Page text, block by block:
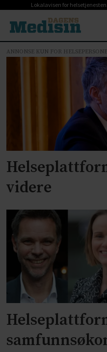
Lokalavisen for
ANNONSE KUN FOR
videre